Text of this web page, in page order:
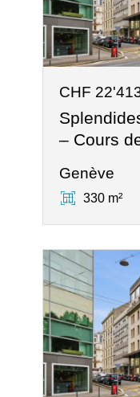
CHF
– Cours
Genève
330 m²